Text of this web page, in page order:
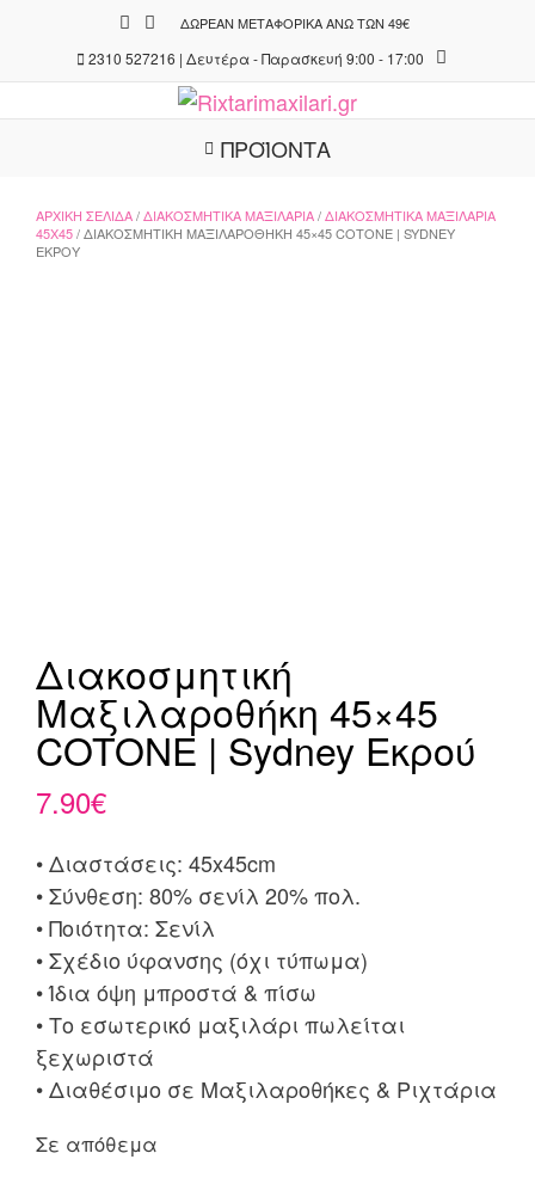
content
ΔΩΡΕΆΝ ΜΕΤΑΦΟΡΙΚΆ ΆΝΩ ΤΩΝ 49€
2310 527216 | Δευτέρα - Παρασκευή 9:00 - 17:00
ΠΡΟΪΟΝΤΑ
ΑΡΧΙΚΉ ΣΕΛΊΔΑ/ΔΙΑΚΟΣΜΗΤΙΚΆ ΜΑΞΙΛΆΡΙΑ/ΔΙΑΚΟΣΜΗΤΙΚΆ ΜΑΞΙΛΆΡΙΑ
45X45/ ΔΙΑΚΟΣΜΗΤΙΚΉ ΜΑΞΙΛΑΡΟΘΉΚΗ 45×45 COTONE | SYDNEY
ΕΚΡΟΎ
Διακοσμητική
Μαξιλαροθήκη 45×45
COTONE | Sydney Εκρού
7.90€
• Διαστάσεις: 45x45cm
• Σύνθεση: 80% σενίλ 20% πολ.
• Ποιότητα: Σενίλ
• Σχέδιο ύφανσης (όχι τύπωμα)
• Ίδια όψη μπροστά & πίσω
• Το εσωτερικό μαξιλάρι πωλείται
ξεχωριστά
• Διαθέσιμο σε Μαξιλαροθήκες & Ριχτάρια
Σε απόθεμα